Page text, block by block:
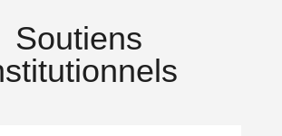
Soutiens